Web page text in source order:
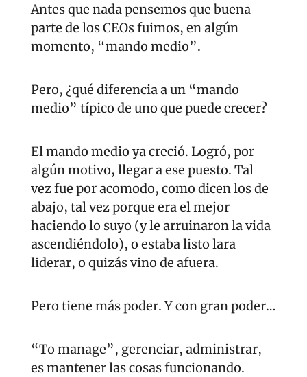
Antes que nada pensemos que buena
parte de los CEOs fuimos, en algún
momento, “mando medio”.
Pero, ¿qué diferencia a un “mando
medio” típico de uno que puede crecer?
El mando medio ya creció. Logró, por
algún motivo, llegar a ese puesto. Tal
vez fue por acomodo, como dicen los de
abajo, tal vez porque era el mejor
haciendo lo suyo (y le arruinaron la vida
ascendiéndolo), o estaba listo lara
liderar, o quizás vino de afuera.
Pero tiene más poder. Y con gran poder…
“To manage”, gerenciar, administrar,
es mantener las cosas funcionando.